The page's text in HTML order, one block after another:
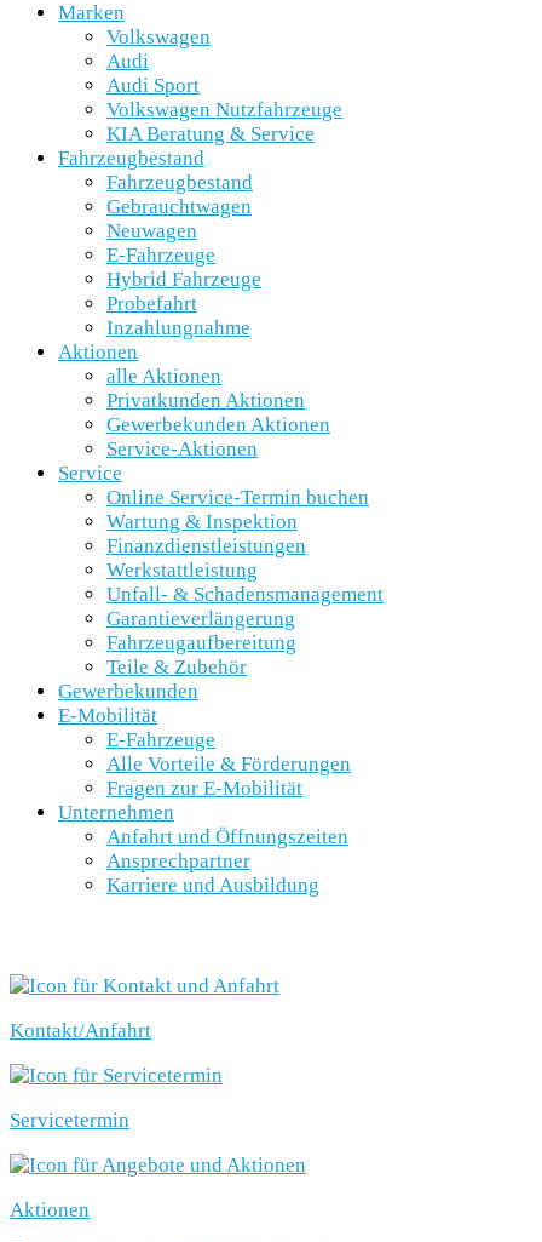
Marken
Volkswagen
Audi
Audi Sport
Volkswagen Nutzfahrzeuge
KIA Beratung & Service
Fahrzeugbestand
Fahrzeugbestand
Gebrauchtwagen
Neuwagen
E-Fahrzeuge
Hybrid Fahrzeuge
Probefahrt
Inzahlungnahme
Aktionen
alle Aktionen
Privatkunden Aktionen
Gewerbekunden Aktionen
Service-Aktionen
Service
Online Service-Termin buchen
Wartung & Inspektion
Finanzdienstleistungen
Werkstattleistung
Unfall- & Schadensmanagement
Garantieverlängerung
Fahrzeugaufbereitung
Teile & Zubehör
Gewerbekunden
E-Mobilität
E-Fahrzeuge
Alle Vorteile & Förderungen
Fragen zur E-Mobilität
Unternehmen
Anfahrt und Öffnungszeiten
Ansprechpartner
Karriere und Ausbildung
Kontakt/Anfahrt
Servicetermin
Aktionen